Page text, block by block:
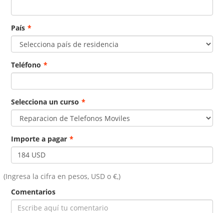
País *
Teléfono *
Selecciona un curso *
Importe a pagar *
(Ingresa la cifra en pesos, USD o €,)
Comentarios